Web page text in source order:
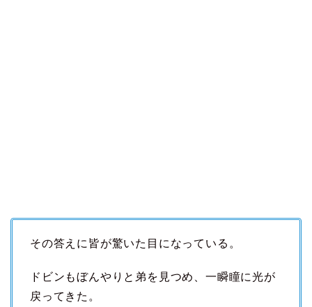
その答えに皆が驚いた目になっている。
ドビンもぼんやりと弟を見つめ、一瞬瞳に光が
戻ってきた。